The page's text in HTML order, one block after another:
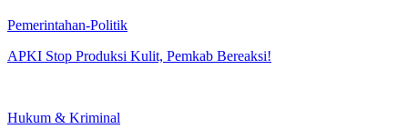
Pemerintahan-Politik
APKI Stop Produksi Kulit, Pemkab Bereaksi!
Hukum & Kriminal